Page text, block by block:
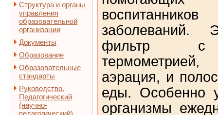
Структура и органы
управления
образовательной
организации
Документы
Образование
Образовательные
стандарты
Руководство.
Педагогический
(научно-
педагогический)
заболеваний.
фильтр с
аэрация, и
еды. Особенно
организмы